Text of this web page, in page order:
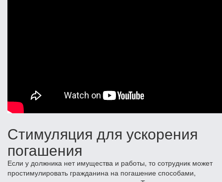
Стимуляция для ускорения
погашения
Если у должника нет имущества и работы, то сотрудник может
простимулировать гражданина на погашение способами,